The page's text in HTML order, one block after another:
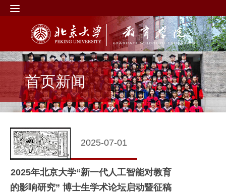
首页新闻
2025-07-01
2025年北京大学“新一代人工智能对教育
的影响研究” 博士生学术论坛启动暨征稿